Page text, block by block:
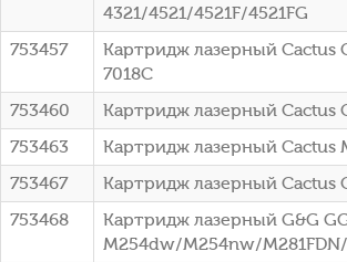
4321/4521/4521F/4521FG
753457
Картридж лазерный Cactus
7018C
753460
Картридж лазерный Cactus
753463
Картридж лазерный Cactus
753467
Картридж лазерный Cactus
753468
Картридж лазерный G&G
M254dw/M254nw/